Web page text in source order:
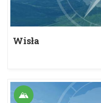
Wisła